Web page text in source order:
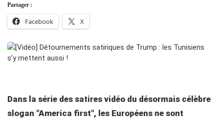
Partager :
Facebook X
Dans la série des satires vidéo du désormais célèbre
slogan "America first", les Européens ne sont